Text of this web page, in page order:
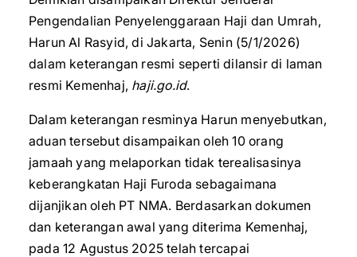
Pengendalian Penyelenggaraan Haji dan Umrah,
Harun Al Rasyid, di Jakarta, Senin (5/1/2026)
dalam keterangan resmi seperti dilansir di laman
resmi Kemenhaj, haji.go.id.
Dalam keterangan resminya Harun menyebutkan,
aduan tersebut disampaikan oleh 10 orang
jamaah yang melaporkan tidak terealisasinya
keberangkatan Haji Furoda sebagaimana
dijanjikan oleh PT NMA. Berdasarkan dokumen
dan keterangan awal yang diterima Kemenhaj,
pada 12 Agustus 2025 telah tercapai